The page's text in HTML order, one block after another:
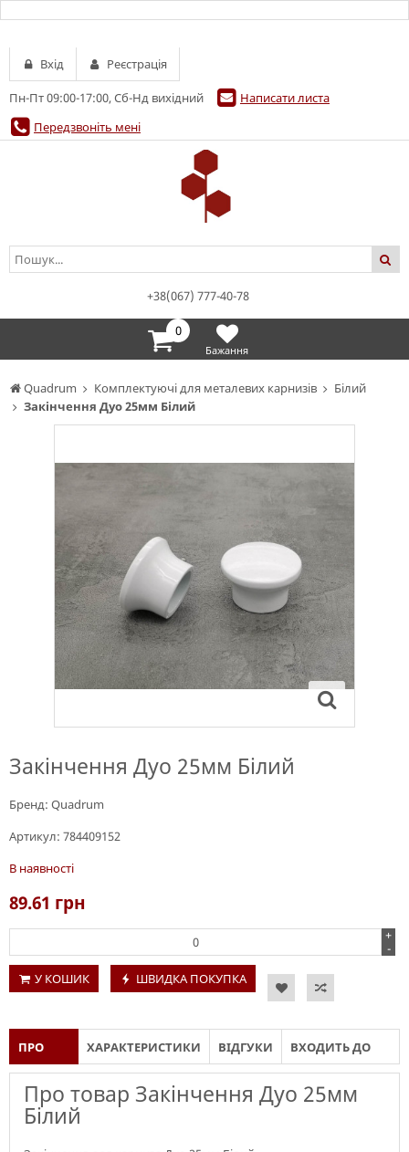
Quadrum Комплектуючі для металевих карнизів
Білий
Закінчення Дуо 25мм Білий
Закінчення Дуо 25мм Білий
Бренд: Quadrum
Артикул: 784409152
В наявності
89.61 грн
+
-
У КОШИК
ШВИДКА ПОКУПКА
ПРО ХАРАКТЕРИСТИКИ ВІДГУКИ ВХОДИТЬ ДО
Про товар Закінчення Дуо 25мм
Білий
Пн-Пт 09:00-17:00, Сб-Нд вихідний
Написати листа
Передзвоніть мені
Вхід Реєстрація
+38(067) 777-40-78
0
Бажання